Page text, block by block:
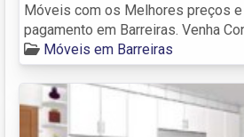
Móveis com os Melhores preços
pagamento em Barreiras. Venha
Móveis em Barreiras